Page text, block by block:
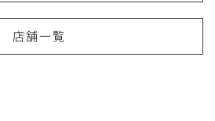
店舗一覧